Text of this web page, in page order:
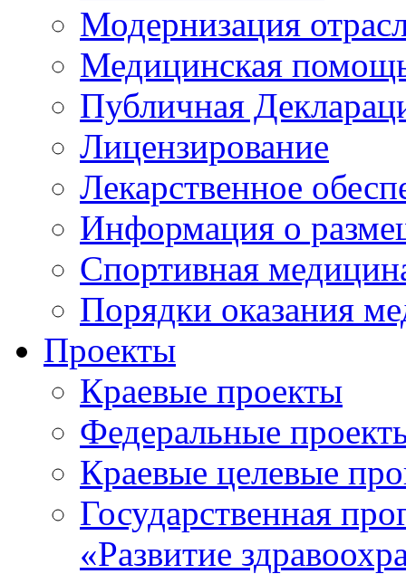
Модернизация
Медицинская
Публичная
Лицензирование
Лекарственное
Информация о
Спортивная
Порядки оказания
Проекты
Краевые проекты
Федеральные
Краевые целевые
Государственная
«Развитие